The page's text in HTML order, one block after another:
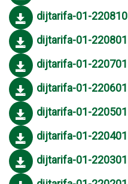
dijtarifa-01-220810
dijtarifa-01-220801
dijtarifa-01-220701
dijtarifa-01-220601
dijtarifa-01-220501
dijtarifa-01-220401
dijtarifa-01-220301